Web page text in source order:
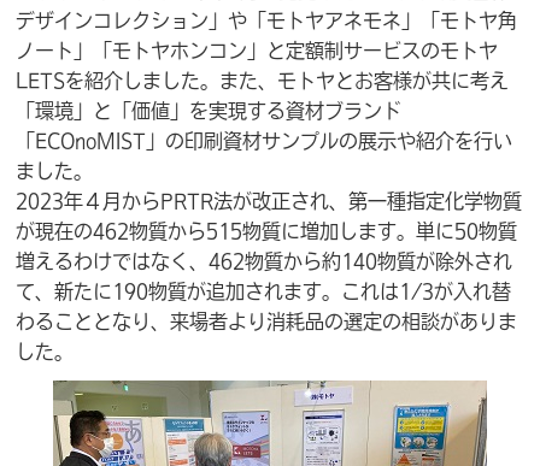
デザインコレクション」や「モトヤアネモネ」「モトヤ角
ノート」「モトヤホンコン」と定額制サービスのモトヤ
LETSを紹介しました。また、モトヤとお客様が共に考え
「環境」と「価値」を実現する資材ブランド
「ECOnoMIST」の印刷資材サンプルの展示や紹介を行い
ました。
2023年４月からPRTR法が改正され、第一種指定化学物質
が現在の462物質から515物質に増加します。単に50物質
増えるわけではなく、462物質から約140物質が除外され
て、新たに190物質が追加されます。これは1/3が入れ替
わることとなり、来場者より消耗品の選定の相談がありま
した。